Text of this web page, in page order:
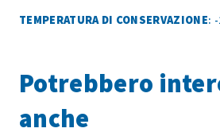
TEMPERATURA DI CONSERVAZIONE:
Potrebbero
anche